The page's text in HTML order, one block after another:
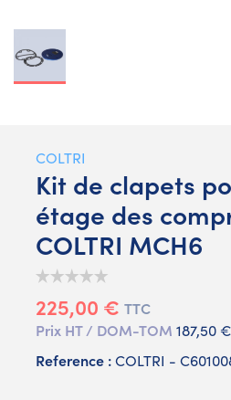
COLTRI
Kit de clapets
étage des
COLTRI MCH6
225,00 € TTC
Prix HT / DOM-TOM 187,50 €
Reference :COLTRI -